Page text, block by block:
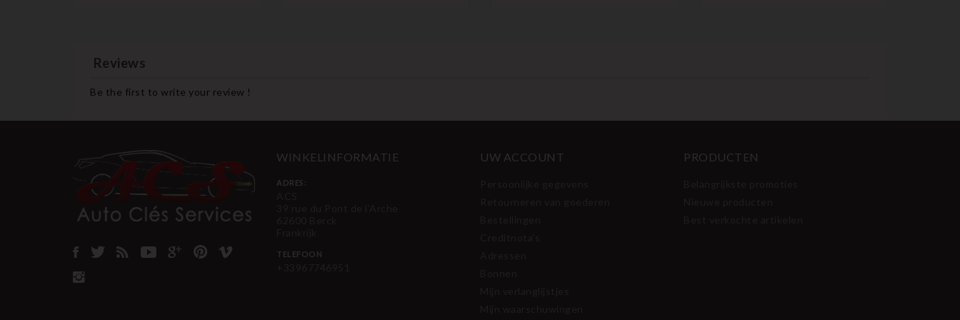
Reviews
Be the first to write your review !
WINKELINFORMATIE
ADRES:
TELEFOON
UW ACCOUNT PRODUCTEN